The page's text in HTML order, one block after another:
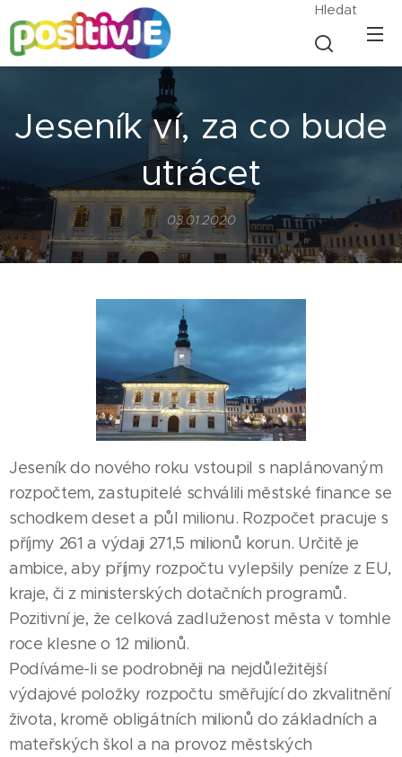
Hledat
Jeseník ví, za co bude
utrácet
03.01.2020
Jeseník do nového roku vstoupil s naplánovaným
rozpočtem, zastupitelé schválili městské finance se
schodkem deset a půl milionu. Rozpočet pracuje s
příjmy 261 a výdaji 271,5 milionů korun. Určitě je
ambice, aby příjmy rozpočtu vylepšily peníze z EU,
kraje, či z ministerských dotačních programů.
Pozitivní je, že celková zadluženost města v tomhle
roce klesne o 12 milionů.
Podíváme-li se podrobněji na nejdůležitější
výdajové položky rozpočtu směřující do zkvalitnění
života, kromě obligátních milionů do základních a
mateřských škol a na provoz městských